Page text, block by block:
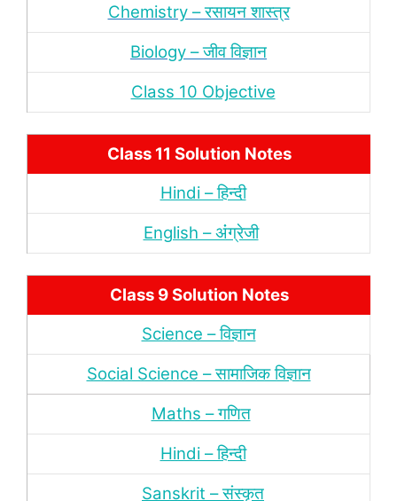
Chemistry – रसायन शास्‍त्र
Biology – जीव विज्ञान
Class 10 Objective
Class 11 Solution Notes
Hindi – हिन्‍दी
English – अंंग्रेजी
Class 9 Solution Notes
Science – विज्ञान
Social Science – सामाजिक विज्ञान
Maths – गणित
Hindi – हिन्‍दी
Sanskrit – संस्‍कृत